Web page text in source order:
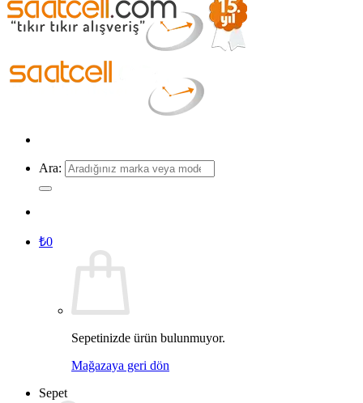
Ara:
₺0
Sepetinizde ürün bulunmuyor.
Mağazaya geri dön
Sepet